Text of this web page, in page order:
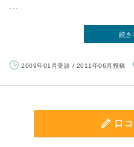
続き
2009年01月受診 / 2011年06月投稿
口